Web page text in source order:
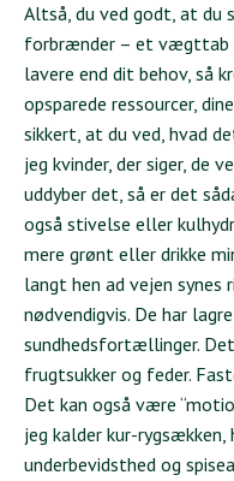
Altså, du ved godt, at du
forbrænder – et vægttab
lavere end dit behov, så
opsparede ressourcer,
sikkert, at du ved, hvad
jeg kvinder, der siger, de
uddyber det, så er det
også stivelse eller
mere grønt eller drikke
langt hen ad vejen synes
nødvendigvis. De har
sundhedsfortællinger.
frugtsukker og feder.
Det kan også være
jeg kalder kur-rygsækken,
underbevidsthed og